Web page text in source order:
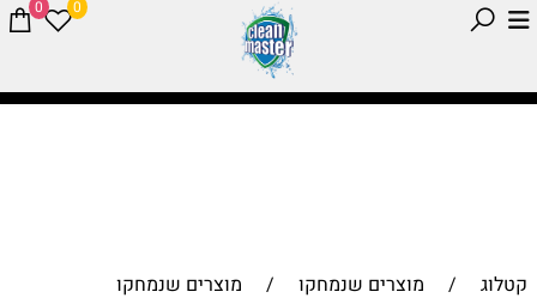
0 0
קטלוג / מוצרים שנמחקו / מוצרים שנמחקו